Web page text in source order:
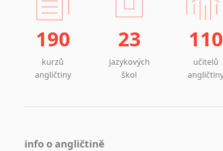
190
kurzů
angličtiny
23
jazykových
škol
110
učitelů
info o angličtině